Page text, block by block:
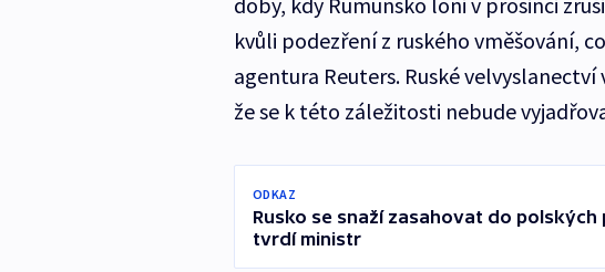
kvůli podezření z ruského vměšování,
agentura Reuters. Ruské
že se k této záležitosti nebude
ODKAZ
Rusko se snaží zasahovat do
tvrdí ministr